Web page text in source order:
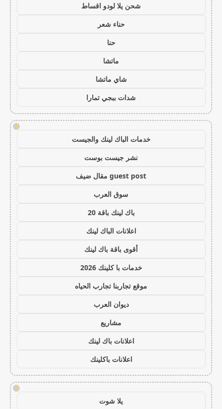
شحن يلا لودو اقساط
حناء شعر
حنا
ماتشا
شاي ماتشا
شدات ببجي تمارا
!
خدمات الباك لينك والجيست
نشر جيست بوست
guest post مقال ضيف
سوق العرب
باك لينك باقة 20
اعلانات الباك لينك
أقوى باقة باك لينك
خدمات با كلينك 2026
موقع تجاربنا تجارب الحياه
ديوان العرب
مشاريع
اعلانات باك لينك
اعلانات باكلينك
!
يلا شوت